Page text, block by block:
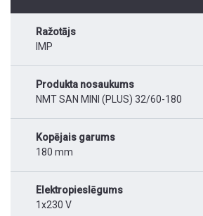
Ražotājs
IMP
Produkta nosaukums
NMT SAN MINI (PLUS) 32/60-180
Kopējais garums
180 mm
Elektropieslēgums
1x230 V